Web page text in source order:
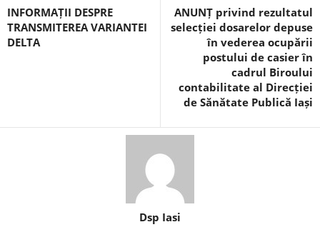
INFORMAȚII DESPRE
TRANSMITEREA VARIANTEI
DELTA
ANUNȚ privind rezultatul
selecției dosarelor depuse
în vederea ocupării
postului de casier în
cadrul Biroului
contabilitate al Direcției
de Sănătate Publică Iași
Dsp Iasi